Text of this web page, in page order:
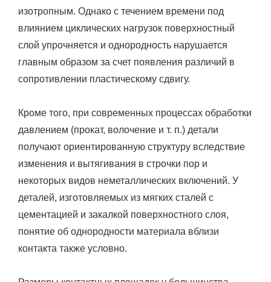
изотропным. Однако с течением времени под
влиянием циклических нагрузок поверхностный
слой упрочняется и однородность нарушается
главным образом за счет появления различий в
сопротивлении пластическому сдвигу.
Кроме того, при современных процессах обработки
давлением (прокат, волочение и т. п.) детали
получают ориентированную структуру вследствие
изменения и вытягивания в строчки пор и
некоторых видов неметаллических включений. У
деталей, изготовляемых из мягких сталей с
цементацией и закалкой поверхностного слоя,
понятие об однородности материала вблизи
контакта также условно.